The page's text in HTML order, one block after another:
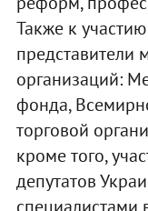
Также к
организаций:
фонда,
торговой
кроме того,
депутатов
специалистами